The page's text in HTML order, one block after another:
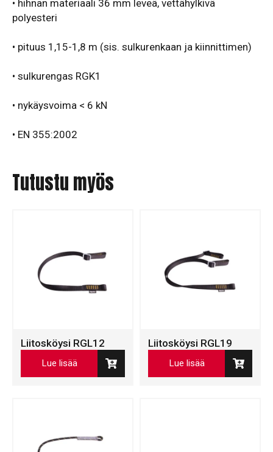
• hihnan materiaali 36 mm leveä, vettähylkivä
polyesteri
• pituus 1,15-1,8 m (sis. sulkurenkaan ja kiinnittimen)
• sulkurengas RGK1
• nykäysvoima < 6 kN
• EN 355:2002
Tutustu myös
Liitosköysi RGL12
Lue lisää
Liitosköysi RGL19
Lue lisää